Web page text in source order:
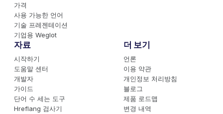
가격
사용 가능한 언어
기술 프레젠테이션
기업용 Weglot
자료
시작하기
도움말 센터
개발자
가이드
단어 수 세는 도구
Hreflang 검사기
더 보기
언론
이용 약관
개인정보 처리방침
블로그
제품 로드맵
변경 내역